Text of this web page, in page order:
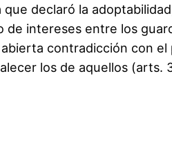
declaró la
de intereses entre los
contradicción con el
los de aquellos (arts.